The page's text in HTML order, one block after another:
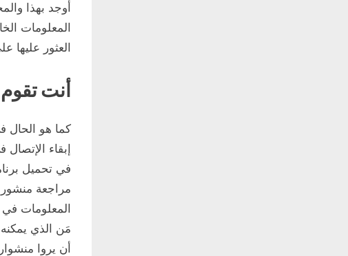
أوجد بهذا
العثور
أنت
إبقاء
المعلومات
مَن الذي
أن يروا